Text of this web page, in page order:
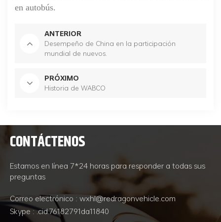
en autobús.
ANTERIOR
Desempeño de China en la participación
mundial de nuevos.
PRÓXIMO
Historia de WABCO
CONTÁCTENOS
Estamos en línea 7*24 horas para responder a todas sus
preguntas
Correo electrónico : wxhl@redragonvehicle.com
Skype : .cid.76182791da11840